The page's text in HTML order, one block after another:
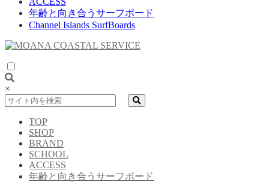
年齢と向き合うサーフボード
Channel Islands SurfBoards
×
TOP
SHOP
BRAND
SCHOOL
ACCESS
年齢と向き合うサーフボード